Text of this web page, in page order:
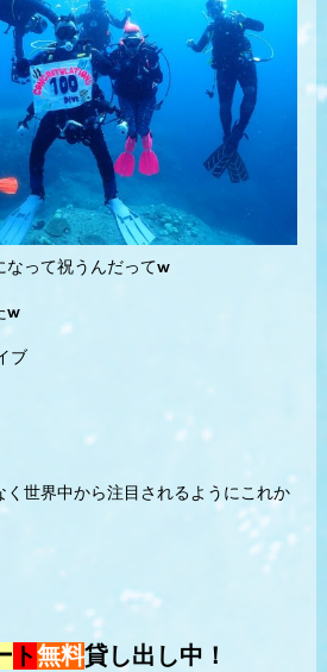
なって祝うんだってw
w
ブ
く世界中から注目されるようにこれか
ト無料貸し出し中！